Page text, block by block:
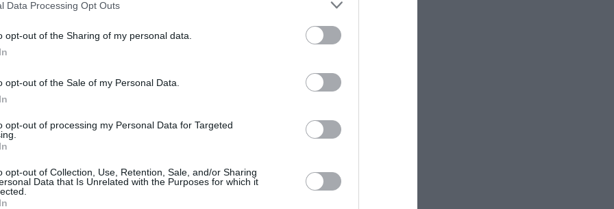
Data Processing Opt Outs
opt-out of the Sharing of my personal data.
opt-out of the Sale of my Personal Data.
opt-out of processing my Personal Data for Targeted
opt-out of Collection, Use, Retention, Sale, and/or Sharing
Data that Is Unrelated with the Purposes for which it
Το 2025 θα έχει
το ανάκτορο
στο Τατόι
στο Τατόι αναφέρθηκε η
Θεσσαλονίκη: Εντοπίστηκε
εργασιών (Photos)